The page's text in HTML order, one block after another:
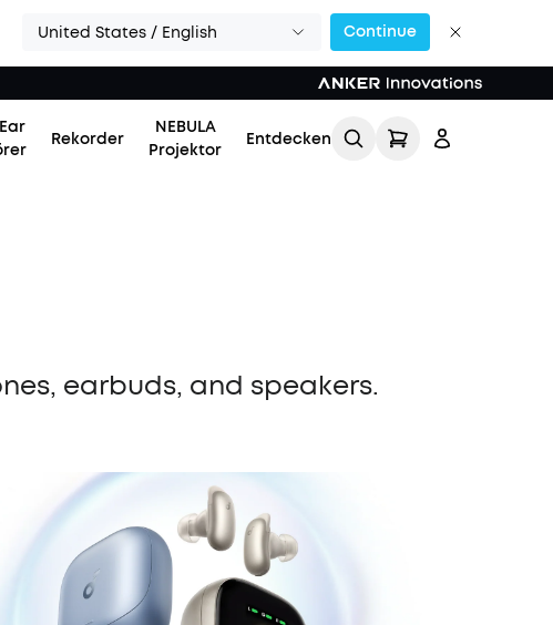
United States / English Continue
Rekorder
NEBULA
Projektor
Entdecken
Lade Freunde ein & erhalte
bis zu 80€ pro Empfehlung
earbuds, and speakers.